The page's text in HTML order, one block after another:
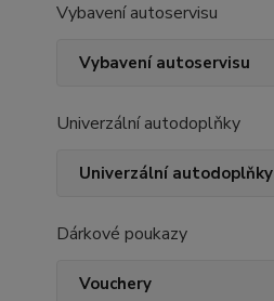
Vybavení autoservisu
Vybavení autoservisu
Univerzální autodoplňky
Univerzální autodoplňky
Dárkové poukazy
Vouchery